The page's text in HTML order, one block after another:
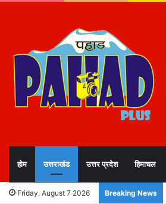
होम उत्तराखंड उत्तर प्रदेश हिमाचल
Friday, August 7 2026 Breaking News